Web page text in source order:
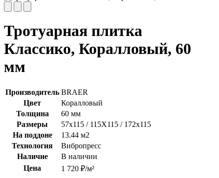
Тротуарная плитка
Классико, Коралловый, 60
мм
Производитель BRAER
Цвет
Коралловый
Толщина
60 мм
Размеры
57х115 / 115Х115 / 172х115
На поддоне
13.44 м2
Технология
Вибропресс
Наличие
В наличии
Цена
1 720 ₽/м²